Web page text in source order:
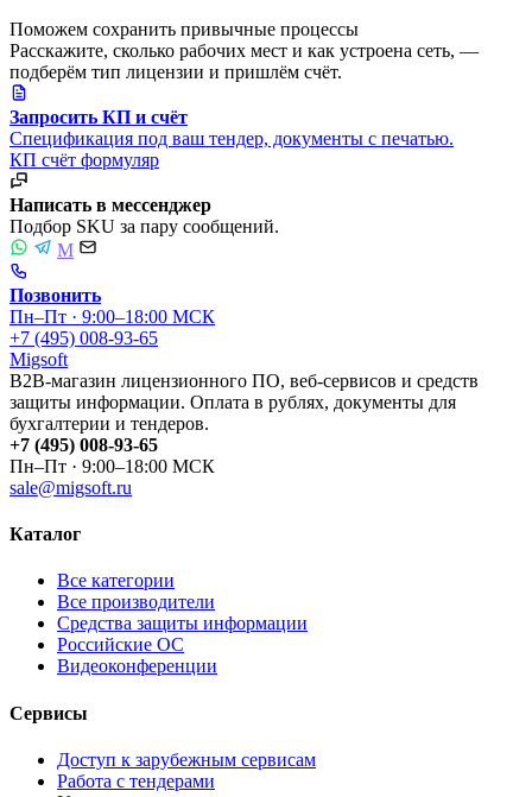
Поможем сохранить привычные процессы
Расскажите, сколько рабочих мест и как устроена сеть, —
подберём тип лицензии и пришлём счёт.
Запросить КП и счёт
Спецификация под ваш тендер, документы с печатью.
КП счёт формуляр
Написать в мессенджер
Подбор SKU за пару сообщений.
M
Позвонить
Пн–Пт · 9:00–18:00 МСК
+7 (495) 008-93-65
Migsoft
B2B-магазин лицензионного ПО, веб-сервисов и средств
защиты информации. Оплата в рублях, документы для
бухгалтерии и тендеров.
+7 (495) 008-93-65
Пн–Пт · 9:00–18:00 МСК
sale@migsoft.ru
Каталог
Все категории
Все производители
Средства защиты информации
Российские ОС
Видеоконференции
Сервисы
Доступ к зарубежным сервисам
Работа с тендерами